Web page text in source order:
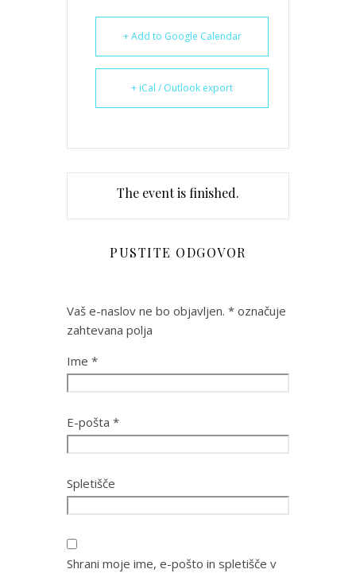
+ Add to Google Calendar
+ iCal / Outlook export
The event is finished.
PUSTITE ODGOVOR
Vaš e-naslov ne bo objavljen. * označuje
zahtevana polja
Ime *
E-pošta *
Spletišče
Shrani moje ime, e-pošto in spletišče v